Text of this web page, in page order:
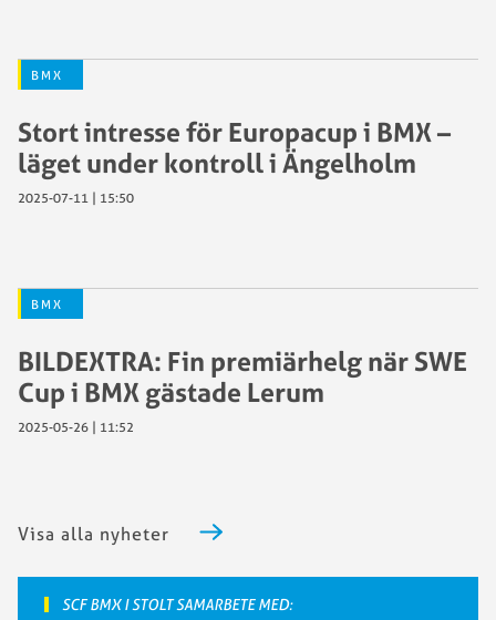
BMX
Stort intresse för Europacup i BMX –
läget under kontroll i Ängelholm
2025-07-11 | 15:50
BMX
BILDEXTRA: Fin premiärhelg när SWE
Cup i BMX gästade Lerum
2025-05-26 | 11:52
Visa alla nyheter
SCF BMX I STOLT SAMARBETE MED: